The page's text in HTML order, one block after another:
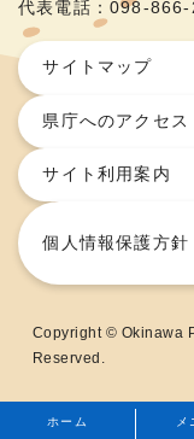
メ
ホーム
代表電話：098-866-
サイトマップ
県庁へのアクセス
サイト利用案内
個人情報保護方針
Copyright © Okinawa
Reserved.